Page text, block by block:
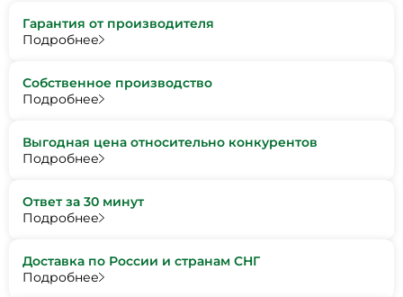
Гарантия от производителя
Подробнее
Собственное производство
Подробнее
Выгодная цена относительно конкурентов
Подробнее
Ответ за 30 минут
Подробнее
Доставка по России и странам СНГ
Подробнее